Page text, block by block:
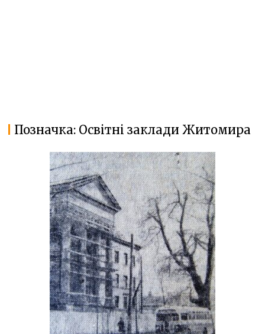
Позначка: Освітні заклади Житомира